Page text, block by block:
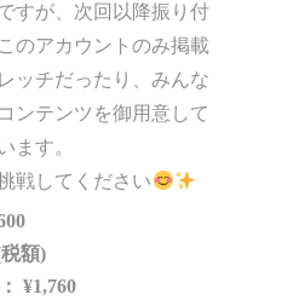
すが、次回以降振り付
のアカウントのみ掲載
ッチだったり、みんな
ンテンツを御用意して
ます。
戦してください
額)
¥1,760